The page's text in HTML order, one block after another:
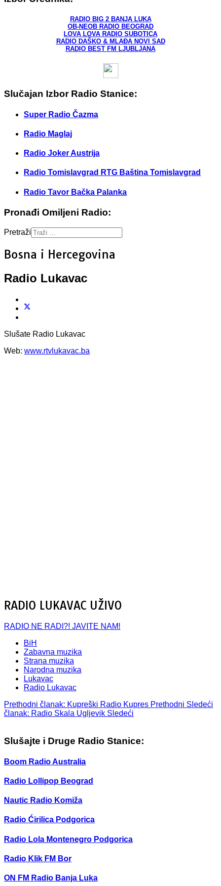
RADIO BIG 2 BANJA LUKA
OB-NEOB RADIO BEOGRAD
LOVA LOVA RADIO SUBOTICA
RADIO DAŠKO & MLAĐA NOVI SAD
RADIO BEST FM LJUBLJANA
Slučajan Izbor Radio Stanice:
Super Radio Čazma
Radio Maglaj
Radio Joker Austrija
Radio Tomislavgrad RTG Baština Tomislavgrad
Radio Tavor Bačka Palanka
Pronađi Omiljeni Radio:
Pretraži
Bosna i Hercegovina
Radio Lukavac
Slušate Radio Lukavac
Web: www.rtvlukavac.ba
RADIO LUKAVAC UŽIVO
RADIO NE RADI?! JAVITE NAM!
BiH
Zabavna muzika
Strana muzika
Narodna muzika
Lukavac
Radio Lukavac
Prethodni članak: Kupreški Radio Kupres Prethodni Sledeći
članak: Radio Skala Ugljevik Sledeći
Slušajte i Druge Radio Stanice:
Boom Radio Australia
Radio Lollipop Beograd
Nautic Radio Komiža
Radio Ćirilica Podgorica
Radio Lola Montenegro Podgorica
Radio Klik FM Bor
ON FM Radio Banja Luka